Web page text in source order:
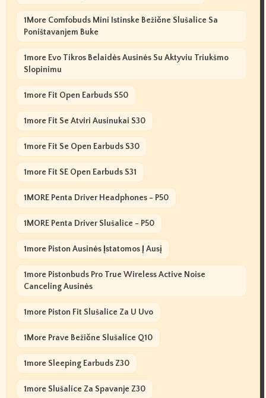
1More Comfobuds Mini Istinske Bežične Slušalice Sa
Poništavanjem Buke
1more Evo Tikros Belaidės Ausinės Su Aktyviu Triukšmo
Slopinimu
1more Fit Open Earbuds S50
1more Fit Se Atviri Ausinukai S30
1more Fit Se Open Earbuds S30
1more Fit SE Open Earbuds S31
1MORE Penta Driver Headphones - P50
1MORE Penta Driver Slušalice - P50
1more Piston Ausinės Įstatomos Į Ausį
1more Pistonbuds Pro True Wireless Active Noise
Canceling Ausinės
1more Piston Fit Slušalice Za U Uvo
1More Prave Bežične Slušalice Q10
1more Sleeping Earbuds Z30
1more Slušalice Za Spavanje Z30